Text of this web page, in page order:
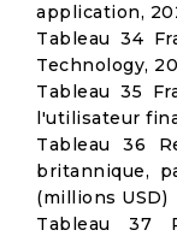
application,
Tableau 34
Technology,
Tableau 35
l'utilisateur
Tableau 36
britannique,
(millions USD)
Tableau 37